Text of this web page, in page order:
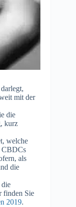
darlegt,
mit der
die
kurz
welche
CBDCs
als
die
die
finden Sie
2019.